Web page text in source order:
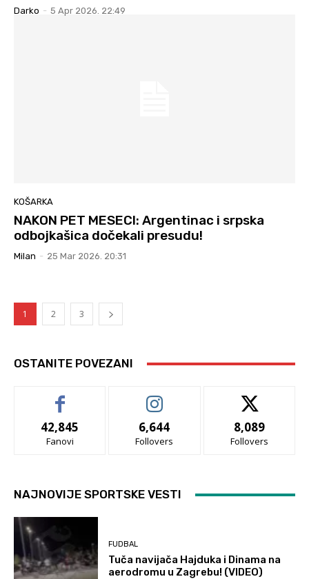
Darko - 5 Apr 2026. 22:49
KOŠARKA
NAKON PET MESECI: Argentinac i srpska
odbojkašica dočekali presudu!
Milan - 25 Mar 2026. 20:31
1 2 3
OSTANITE POVEZANI
42,845
Fanovi
6,644
Follovers
8,089
Follovers
NAJNOVIJE SPORTSKE VESTI
FUDBAL
Tuča navijača Hajduka i Dinama na
aerodromu u Zagrebu! (VIDEO)